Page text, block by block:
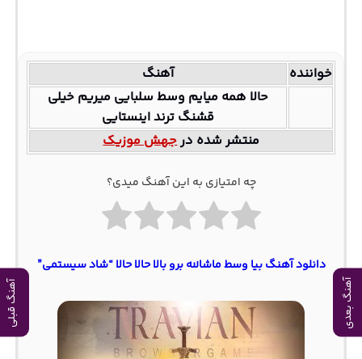
آهنگ بعدی آهنگ قبلی
خواننده
آهنگ
حالا همه میایم وسط سلبایی میریم خیلی
قشنگ ترند اینستایی
منتشر شده درجهش موزیک
چه امتیازی به این آهنگ میدی؟
دانلود آهنگ بیا وسط ماشالله برو بالا حالا حالا “شاد سیستمی”